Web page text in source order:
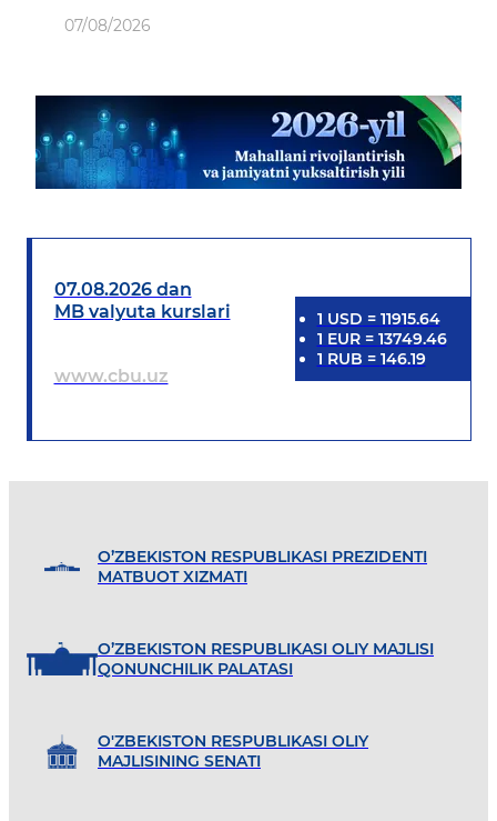
07/08/2026
07.08.2026 dan
MB valyuta kurslari
www.cbu.uz
1 USD = 11915.64
1 EUR= 13749.46
1 RUB = 146.19
O’ZBEKISTON RESPUBLIKASI PREZIDENTI
MATBUOT XIZMATI
O’ZBEKISTON RESPUBLIKASI OLIY MAJLISI
QONUNCHILIK PALATASI
O'ZBEKISTON RESPUBLIKASI OLIY
MAJLISINING SENATI